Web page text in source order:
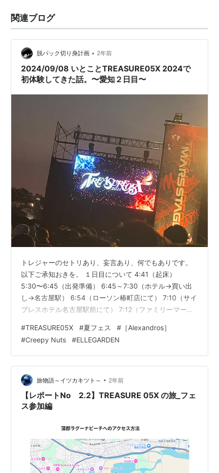
関連ブログ
脱パック切り身計画 • 2年前
2024/09/08 いとことTREASURE05X 2024で
初体験してきた話。〜愛知２日目〜
トレジャーのセトリあり、妄言あり、何でもありです。
以下ご承知おきを。 １日目について 4:41（起床）
5:30〜6:45（出発準備） 6:45～7:30（ホテル→買い出
し→名古屋駅） 6:54（ローソン椿町店にて） 7:10（サイ
プレスホテル名古屋駅前にて） 7:12（ファミリーマート
て） 7:28（amano JR名駅中央店にて） 7:30 〜
8:30（名古屋駅→蒲郡駅） 8:30～9:10（蒲郡駅→トレジ
ャー会場） 9:10～10:10（トレジャー物販） 10:10（トレ
ジャー入場） タイムテーブル・エリアマップについて
11…
#TREASURE05X #夏フェス # ［Alexandros］
#Creepy Nuts #ELLEGARDEN
旅物語～イツカキツト～ • 2年前
【レポートNo 2.2】TREASURE 05X の旅_フェ
ス参加編